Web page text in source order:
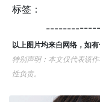
标签：
-------------
以上图片均来自网络，如
特别声明：本文仅代表该
性负责。